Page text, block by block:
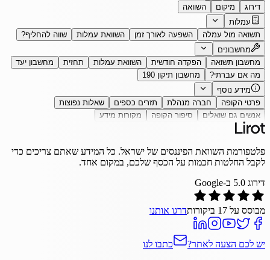
דירוג
מיקום
השוואה
עמלות
תשואה מול עמלה
השפעה לאורך זמן השוואת עמלות
שווה להחליף?
מחשבונים
מחשבון תשואה
הפקדה חודשית השוואת עמלות תחזית
מחשבון יעד
מה אם עברתי?
מחשבון תיקון 190
מידע נוסף
פרטי הקופה
חברה מנהלת תזרים כספים
שאלות נפוצות
אנשים גם שואלים
סיפור הקופה מקורות מידע
פלטפורמת השוואת הפיננסים של ישראל. כל המידע שאתם צריכים כדי
לקבל החלטות חכמות על הכסף שלכם, במקום אחד.
דירוג 5.0 ב-Google
מבוסס על 17 ביקורותדרגו אותנו
יש לכם הצעה לאתר? כתבו לנו